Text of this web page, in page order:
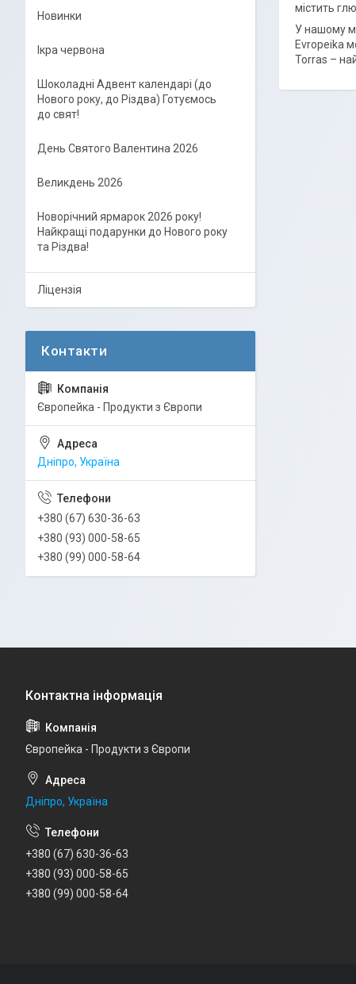
містить
У нашому
Evropeika
Torras –
Новинки
Ікра червона
Шоколадні Адвент календарі (до
Нового року, до Різдва) Готуємось
до свят!
День Святого Валентина 2026
Великдень 2026
Новорічний ярмарок 2026 року!
Найкращі подарунки до Нового року
та Різдва!
Ліцензія
Європейка - Продукти з Європи
Дніпро, Україна
+380 (67) 630-36-63
+380 (93) 000-58-65
+380 (99) 000-58-64
Європейка - Продукти з Європи
Дніпро, Україна
+380 (67) 630-36-63
+380 (93) 000-58-65
+380 (99) 000-58-64